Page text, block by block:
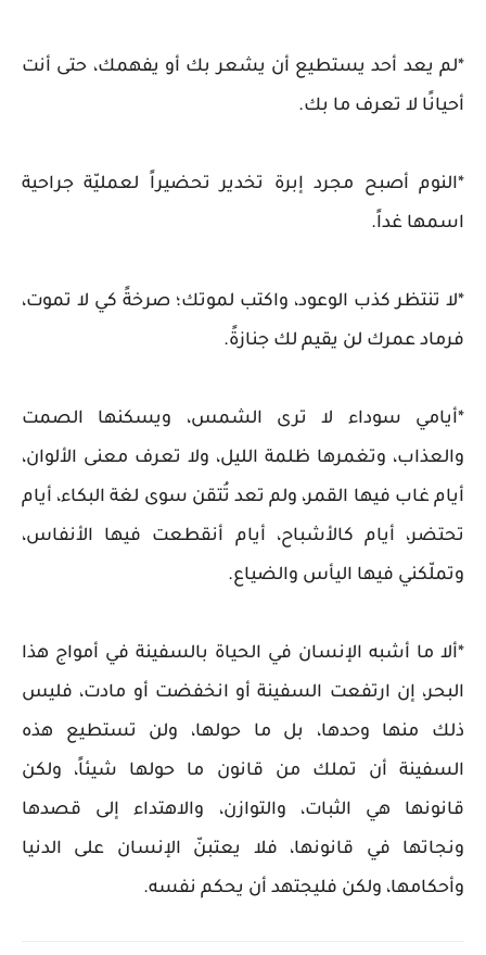
*لم يعد أحد يستطيع أن يشعر بك أو يفهمك، حتى أنت
أحيانًا لا تعرف ما بك.
*النوم أصبح مجرد إبرة تخدير تحضيراً لعمليّة جراحية
اسمها غداً.
*لا تنتظر كذب الوعود، واكتب لموتك؛ صرخةً كي لا تموت،
فرماد عمرك لن يقيم لك جنازةً.
*أيامي سوداء لا ترى الشمس، ويسكنها الصمت
والعذاب، وتغمرها ظلمة الليل، ولا تعرف معنى الألوان،
أيام غاب فيها القمر، ولم تعد تُتقن سوى لغة البكاء، أيام
تحتضر، أيام كالأشباح، أيام أنقطعت فيها الأنفاس،
وتملّكني فيها اليأس والضياع.
*ألا ما أشبه الإنسان في الحياة بالسفينة في أمواج هذا
البحر، إن ارتفعت السفينة أو انخفضت أو مادت، فليس
ذلك منها وحدها، بل ما حولها، ولن تستطيع هذه
السفينة أن تملك من قانون ما حولها شيئاً، ولكن
قانونها هي الثبات، والتوازن، والاهتداء إلى قصدها
ونجاتها في قانونها، فلا يعتبنّ الإنسان على الدنيا
وأحكامها، ولكن فليجتهد أن يحكم نفسه.